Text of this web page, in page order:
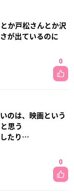
か戸松さんとか沢
が出ているのに
0
のは、映画という
思う
したり…
0